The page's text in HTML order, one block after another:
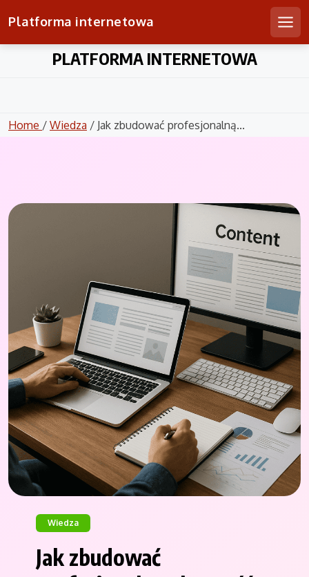
Platforma internetowa
PLATFORMA INTERNETOWA
Home / Wiedza / Jak zbudować profesjonalną...
Wiedza
Jak zbudować